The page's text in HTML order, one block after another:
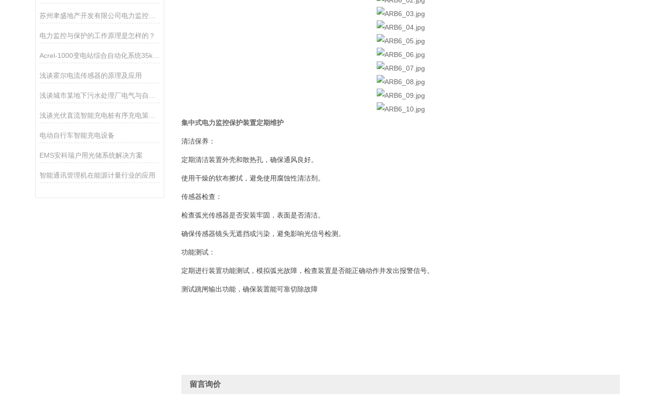
苏州聿盛地产开发有限公司电力监控系统的设计与应用
电力监控与保护的工作原理是怎样的？
Acrel-1000变电站综合自动化系统35kV变电站改造应用
浅谈霍尔电流传感器的原理及应用
电动自行车智能充电设备
EMS安科瑞户用光储系统解决方案
智能通讯管理机在能源计量行业的应用
集中式电力监控保护装置定期维护
清洁保养：
定期清洁装置外壳和散热孔，确保通风良好。
使用干燥的软布擦拭，避免使用腐蚀性清洁剂。
传感器检查：
检查弧光传感器是否安装牢固，表面是否清洁。
确保传感器镜头无遮挡或污染，避免影响光信号检测。
功能测试：
定期进行装置功能测试，模拟弧光故障，检查装置是否能正确动作并发出报警信号。
测试跳闸输出功能，确保装置能可靠切除故障
留言询价